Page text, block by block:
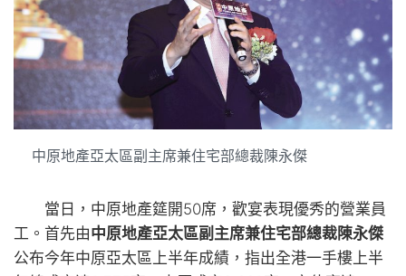
中原地產亞太區副主席兼住宅部總裁陳永傑
當日，中原地產筵開50席，歡宴表現優秀的營業員
工。首先由中原地產亞太區副主席兼住宅部總裁陳永傑
公布今年中原亞太區上半年成績，指出全港一手樓上半